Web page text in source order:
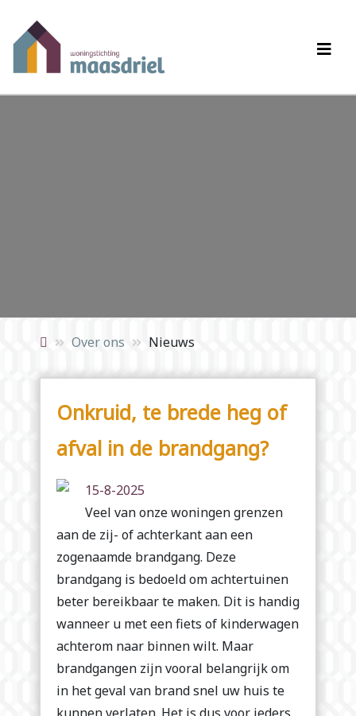
Over ons Nieuws
Onkruid, te brede heg of
afval in de brandgang?
15-8-2025
Veel van onze woningen grenzen
aan de zij- of achterkant aan een
zogenaamde brandgang. Deze
brandgang is bedoeld om achtertuinen
beter bereikbaar te maken. Dit is handig
wanneer u met een fiets of kinderwagen
achterom naar binnen wilt. Maar
brandgangen zijn vooral belangrijk om
in het geval van brand snel uw huis te